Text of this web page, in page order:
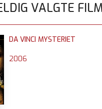
VALGTE
DA VINCI MYSTERIET
2006